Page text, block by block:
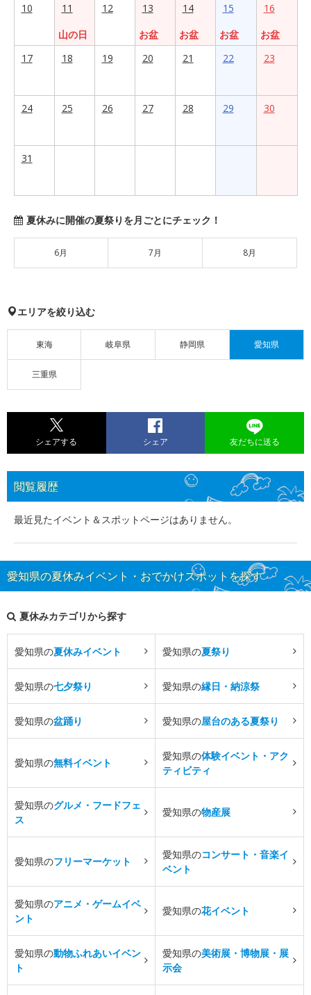
10
11
山の日
12
13
お盆
14
お盆
15
お盆
16
お盆
17
18 19 20 21 22 23
24 25 26 27 28 29 30
31
夏休みに開催の夏祭りを月ごとにチェック！
6月 7月 8月
エリアを絞り込む
東海 岐阜県 静岡県 愛知県
三重県
シェアする シェア 友だちに送る
閲覧履歴
最近見たイベント＆スポットページはありません。
愛知県の夏休みイベント・おでかけスポットを探す
夏休みカテゴリから探す
愛知県の夏休みイベント 愛知県の夏祭り
愛知県の七夕祭り 愛知県の縁日・納涼祭
愛知県の盆踊り 愛知県の屋台のある夏祭り
愛知県の無料イベント
愛知県の体験イベント・アク
ティビティ
愛知県のグルメ・フードフェ
ス
愛知県の物産展
愛知県のフリーマーケット
愛知県のコンサート・音楽イ
ベント
愛知県のアニメ・ゲームイベ
ント
愛知県の花イベント
愛知県の動物ふれあいイベン
ト
愛知県の美術展・博物展・展
示会